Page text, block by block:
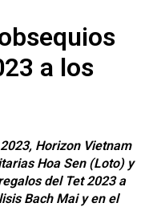
a los
Horizon Vietnam
Hoa Sen (Loto) y
del Tet 2023 a
Bach Mai y en el